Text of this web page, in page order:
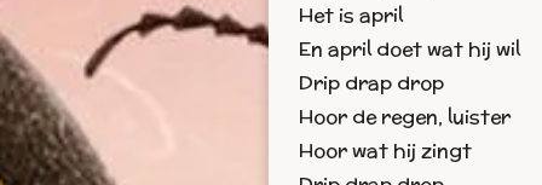
Het is april
En april doet wat hij wil
Drip drap drop
Hoor de regen, luister
Hoor wat hij zingt